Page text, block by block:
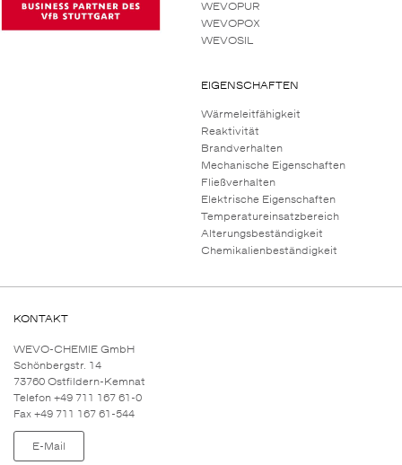
WEVOPUR
WEVOPOX
WEVOSIL
EIGENSCHAFTEN
Wärmeleitfähigkeit
Reaktivität
Brandverhalten
Mechanische Eigenschaften
Fließverhalten
Elektrische Eigenschaften
Temperatureinsatzbereich
Alterungsbeständigkeit
Chemikalienbeständigkeit
KONTAKT
WEVO-CHEMIE GmbH
Schönbergstr. 14
73760 Ostfildern-Kemnat
Telefon +49 711 167 61-0
Fax +49 711 167 61-544
E-Mail